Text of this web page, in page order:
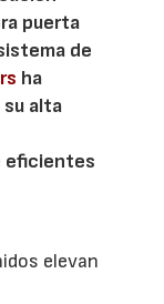
puerta
de
ha
alta
eficientes
elevan